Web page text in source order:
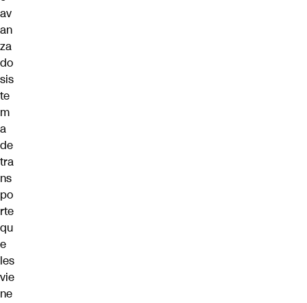
av
an
za
do
sis
te
m
a
de
tra
ns
po
rte
qu
e
les
vie
ne